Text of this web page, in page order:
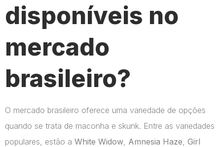
disponíveis no
mercado
brasileiro?
O mercado brasileiro oferece uma variedade de opções
quando se trata de maconha e skunk. Entre as variedades
populares, estão a White Widow Amnesia Haze Girl